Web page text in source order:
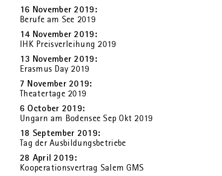
16 No­vem­ber 2019:
Be­ru­fe am See 2019
14 No­vem­ber 2019:
IHK Preis­ver­lei­hung 2019
13 No­vem­ber 2019:
Eras­mus Day 2019
7 No­vem­ber 2019:
Thea­ter­ta­ge 2019
6 Oc­to­ber 2019:
Un­garn am Bo­den­see Sep Okt 2019
18 Sep­tem­ber 2019:
Tag der Aus­bil­dungs­be­trie­be
28 April 2019:
Ko­ope­ra­ti­ons­ver­trag Salem GMS